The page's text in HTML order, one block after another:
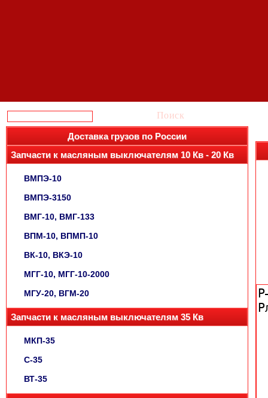
Поиск
Доставка грузов по России
Запчасти к масляным выключателям 10 Кв - 20 Кв
ВМПЭ-10
ВМПЭ-3150
ВМГ-10, ВМГ-133
ВПМ-10, ВПМП-10
ВК-10, ВКЭ-10
МГГ-10, МГГ-10-2000
МГУ-20, ВГМ-20
Запчасти к масляным выключателям 35 Кв
МКП-35
С-35
ВТ-35